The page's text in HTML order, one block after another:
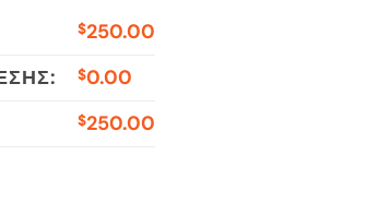
$250.00
$0.00
$250.00